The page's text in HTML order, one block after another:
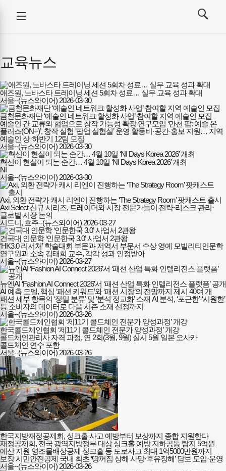
전체메뉴
열기/
검색
열기/
교육뉴스
애즈원, 노바스타 트레이닝 세션 5회차 성료… 실무 교육 성과 확대
서울--(뉴스와이어) 2026-03-30
금천문화재단 ‘예술인 네트워크 활성화 사업’ 참여할 지역 예술인 모집
예술인 간 교류와 협업으로 창작 가능성 확장 연구모임 ‘만천 팝: 예술 온
플러스(ON+)’, 창작 실험 ‘팝업 실험실’ 운영 활동비·공간·홍보 지원… 지역
예술인 상·하반기 12팀 모집
서울--(뉴스와이어) 2026-03-30
혁신이 현실이 되는 순간… 4월 10일 ‘NI Days Korea 2026’ 개최
NI
서울--(뉴스와이어) 2026-03-30
Axi, 외환 전략가 캐시 리엔이 진행하는 ‘The Strategy Room’ 팟캐스트 출시
Axi Select 신규 시리즈, 트레이더와 시장 전문가들이 전략·리스크 관리·
글로벌 시장 논의
시드니, 호주--(뉴스와이어) 2026-03-27
건국대 인문학 ‘인문한국 3.0’ 사업서 2관왕
‘HK3.0 리서처’ 학술대회 부문과 저역서 부문서 수상 영예 모빌리티인문학
연구원과 소속 김태희 교수, 각각 성과 인정받아
서울--(뉴스와이어) 2026-03-27
뉴엔AI ‘Fashion AI Connect 2026’서 ‘패션 산업 특화 인텔리전스 플랫폼’ 공개
AI 예측 모델, 핵심 ‘패션 키워드’와 ‘패션 시장’의 전망까지 제시 40여 개
패션 세부 항목의 ‘정밀 분류’ 및 ‘분석 정교화’ 소재 AI 분석, ‘포근한’·‘시원한’
등 소비자의 데이터로 다음 시즌 소재 선정까지
서울--(뉴스와이어) 2026-03-26
한국콜드체인협회 ‘제11기 콜드체인 전문가 양성과정’ 개강
콜드체인관리사 자격 과정, 연 2회(3월, 9월) 실시 5월 일본 오사카
콜드체인 연수 포함
서울--(뉴스와이어) 2026-03-26
한국지방재정공제회, 싱크홀 사고 예방부터 보상까지 종합 지원한다
재정공제회, 전국 광역지방정부 대상 싱크홀 예방 지하공동 탐지 5억원
예산 지원 영조물배상공제 싱크홀 등 도로사고 최대 1억5000만원까지
보장 시민안전공제 국내 최초 ‘땅꺼짐 상해 사망·후유장해’ 담보 도입·운영
서울--(뉴스와이어) 2026-03-26